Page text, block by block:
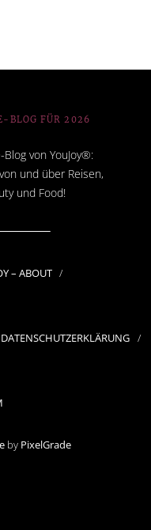
BLOG FÜR 2026
von YouJoy®:
und über Reisen,
und Food!
– ABOUT
DATENSCHUTZERKLÄRUNG
by PixelGrade